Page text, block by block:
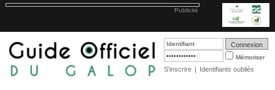
Publicité
Mémoriser
S'inscrire | Identifiants oubliés